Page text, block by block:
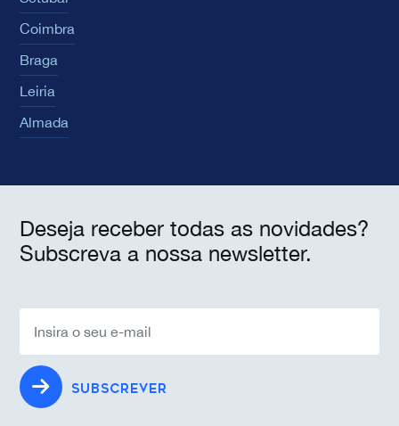
Coimbra
Braga
Leiria
Almada
Deseja receber todas as novidades?
Subscreva a nossa newsletter.
SUBSCREVER